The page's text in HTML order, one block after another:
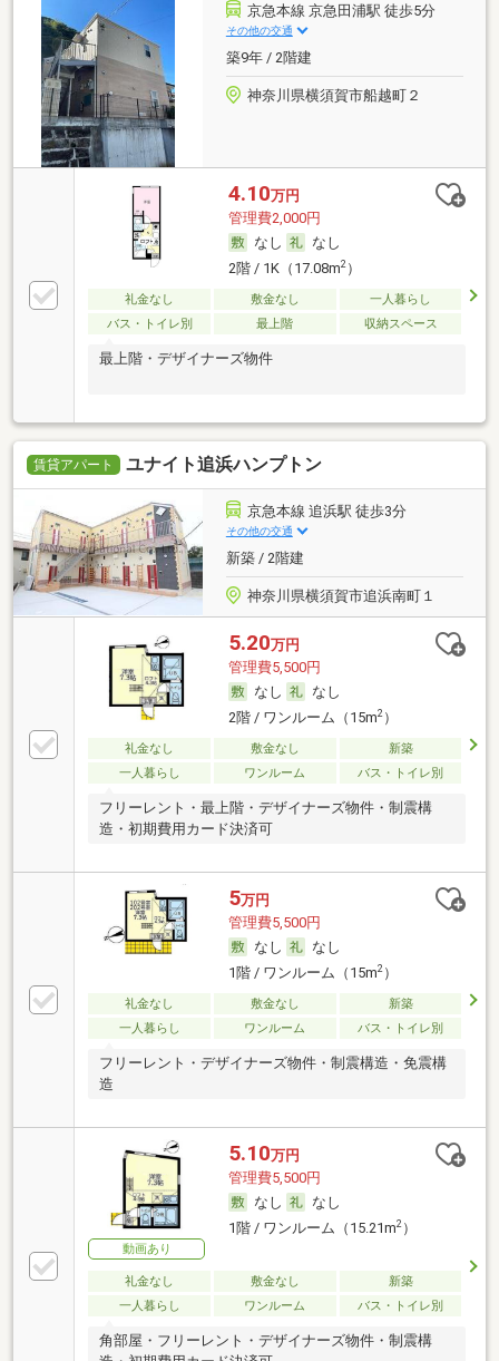
京急本線 京急田浦駅 徒歩5分
その他の交通
築9年 / 2階建
神奈川県横須賀市船越町２
4.10万円
管理費2,000円
なし
なし
2階 / 1K（17.08m2）
礼金なし 敷金なし
一人暮らし
バス・トイレ別
最上階 収納スペース
最上階・デザイナーズ物件
賃貸アパート ユナイト追浜ハンプトン
京急本線 追浜駅 徒歩3分
その他の交通
新築 / 2階建
神奈川県横須賀市追浜南町１
5.20万円
管理費5,500円
なし
なし
2階 / ワンルーム（15m2）
礼金なし 敷金なし
新築
一人暮らし
ワンルーム バス・トイレ別
フリーレント・最上階・デザイナーズ物件・制震構
造・初期費用カード決済可
5万円
管理費5,500円
なし
なし
1階 / ワンルーム（15m2）
礼金なし 敷金なし
新築
一人暮らし
ワンルーム バス・トイレ別
フリーレント・デザイナーズ物件・制震構造・免震構
造
動画あり
5.10万円
管理費5,500円
なし
なし
1階 / ワンルーム（15.21m2）
礼金なし 敷金なし
新築
一人暮らし
ワンルーム バス・トイレ別
角部屋・フリーレント・デザイナーズ物件・制震構